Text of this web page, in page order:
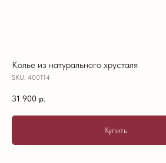
Колье из натурального хрусталя
SKU: 400114
31 900 р.
Купить